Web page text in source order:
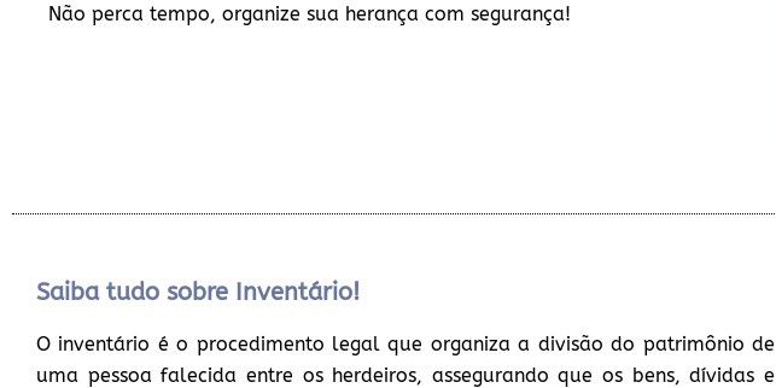
Não perca tempo, organize sua herança com segurança!
Saiba tudo sobre Inventário!
O inventário é o procedimento legal que organiza a divisão do patrimônio de
uma pessoa falecida entre os herdeiros, assegurando que os bens, dívidas e